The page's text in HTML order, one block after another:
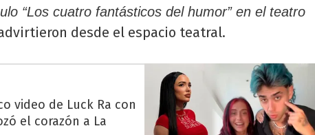
“Los cuatro fantásticos del humor” en el teatro
desde el espacio teatral.
video de Luck Ra con
el corazón a La